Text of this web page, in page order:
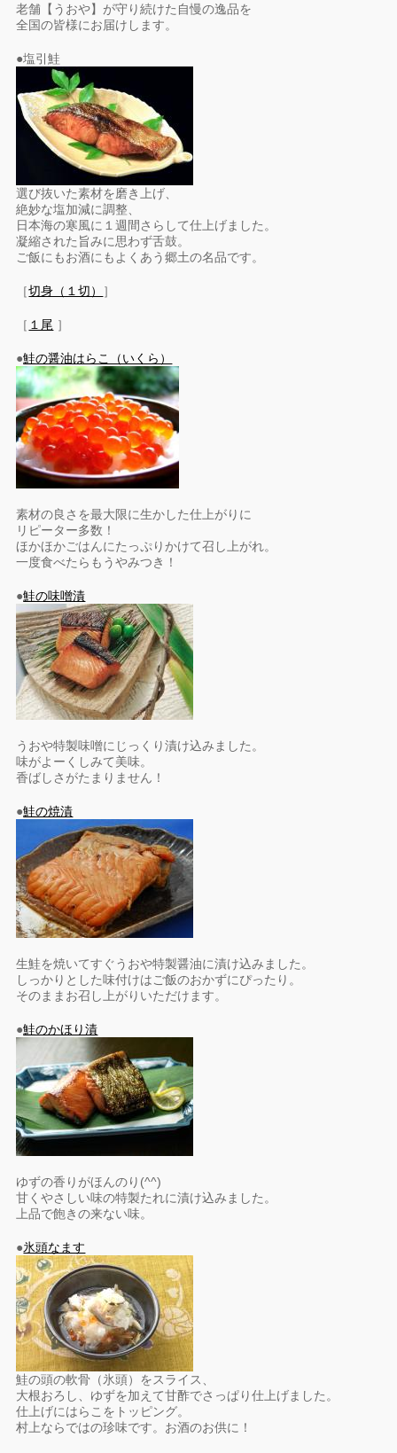
老舗【うおや】が守り続けた自慢の逸品を
全国の皆様にお届けします。
●塩引鮭
選び抜いた素材を磨き上げ、
絶妙な塩加減に調整、
日本海の寒風に１週間さらして仕上げました。
凝縮された旨みに思わず舌鼓。
ご飯にもお酒にもよくあう郷土の名品です。
［切身（１切） ］
［ １尾 ］
●鮭の醤油はらこ（いくら）
素材の良さを最大限に生かした仕上がりに
リピーター多数！
ほかほかごはんにたっぷりかけて召し上がれ。
一度食べたらもうやみつき！
●鮭の味噌漬
うおや特製味噌にじっくり漬け込みました。
味がよーくしみて美味。
香ばしさがたまりません！
●鮭の焼漬
生鮭を焼いてすぐうおや特製醤油に漬け込みました。
しっかりとした味付けはご飯のおかずにぴったり。
そのままお召し上がりいただけます。
●鮭のかほり漬
ゆずの香りがほんのり(^^)
甘くやさしい味の特製たれに漬け込みました。
上品で飽きの来ない味。
●氷頭なます
鮭の頭の軟骨（氷頭）をスライス、
大根おろし、ゆずを加えて甘酢でさっぱり仕上げました。
仕上げにはらこをトッピング。
村上ならではの珍味です。お酒のお供に！